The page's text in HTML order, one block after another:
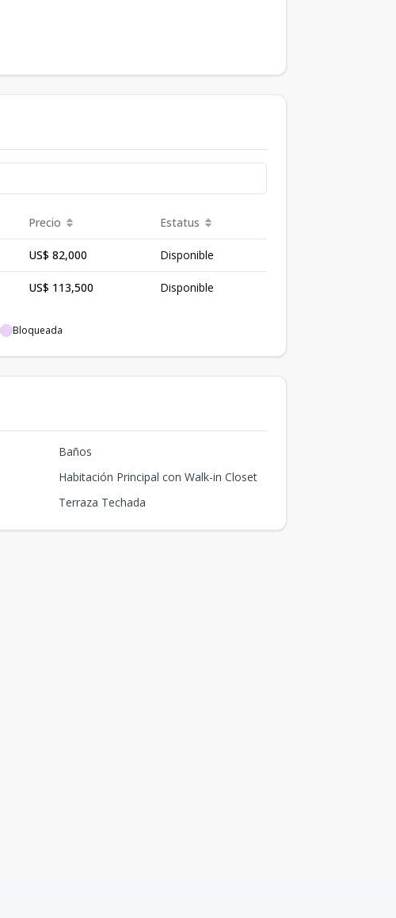
Precio Estatus
US$ 82,000 Disponible
US$ 113,500 Disponible
Bloqueada
Baños
Habitación Principal con Walk-in Closet
Terraza Techada